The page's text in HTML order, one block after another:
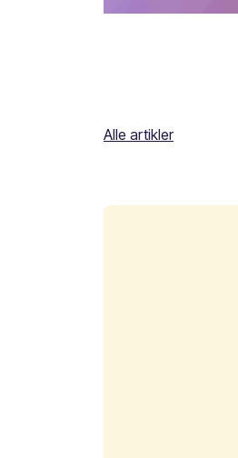
Alle artikler